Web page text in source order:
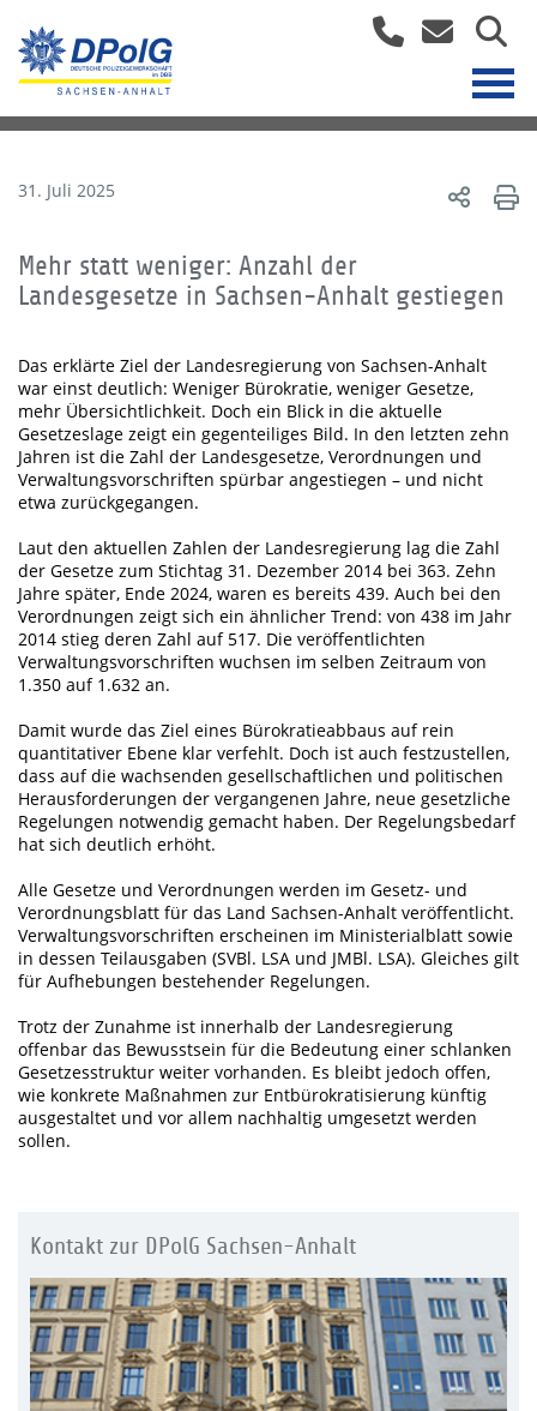
31. Juli 2025
Mehr statt weniger: Anzahl der
Landesgesetze in Sachsen-Anhalt gestiegen
Das erklärte Ziel der Landesregierung von Sachsen-Anhalt
war einst deutlich: Weniger Bürokratie, weniger Gesetze,
mehr Übersichtlichkeit. Doch ein Blick in die aktuelle
Gesetzeslage zeigt ein gegenteiliges Bild. In den letzten zehn
Jahren ist die Zahl der Landesgesetze, Verordnungen und
Verwaltungsvorschriften spürbar angestiegen – und nicht
etwa zurückgegangen.
Laut den aktuellen Zahlen der Landesregierung lag die Zahl
der Gesetze zum Stichtag 31. Dezember 2014 bei 363. Zehn
Jahre später, Ende 2024, waren es bereits 439. Auch bei den
Verordnungen zeigt sich ein ähnlicher Trend: von 438 im Jahr
2014 stieg deren Zahl auf 517. Die veröffentlichten
Verwaltungsvorschriften wuchsen im selben Zeitraum von
1.350 auf 1.632 an.
Damit wurde das Ziel eines Bürokratieabbaus auf rein
quantitativer Ebene klar verfehlt. Doch ist auch festzustellen,
dass auf die wachsenden gesellschaftlichen und politischen
Herausforderungen der vergangenen Jahre, neue gesetzliche
Regelungen notwendig gemacht haben. Der Regelungsbedarf
hat sich deutlich erhöht.
Alle Gesetze und Verordnungen werden im Gesetz- und
Verordnungsblatt für das Land Sachsen-Anhalt veröffentlicht.
Verwaltungsvorschriften erscheinen im Ministerialblatt sowie
in dessen Teilausgaben (SVBl. LSA und JMBl. LSA). Gleiches gilt
für Aufhebungen bestehender Regelungen.
Trotz der Zunahme ist innerhalb der Landesregierung
offenbar das Bewusstsein für die Bedeutung einer schlanken
Gesetzesstruktur weiter vorhanden. Es bleibt jedoch offen,
wie konkrete Maßnahmen zur Entbürokratisierung künftig
ausgestaltet und vor allem nachhaltig umgesetzt werden
sollen.
Kontakt zur DPolG Sachsen-Anhalt